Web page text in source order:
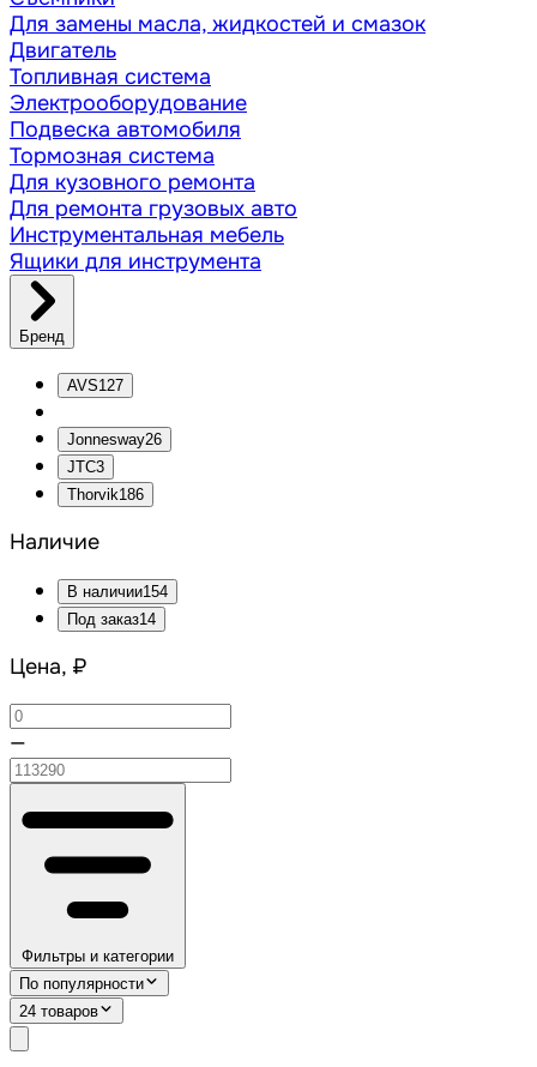
Для замены масла, жидкостей и смазок
Двигатель
Топливная система
Электрооборудование
Подвеска автомобиля
Тормозная система
Для кузовного ремонта
Для ремонта грузовых авто
Инструментальная мебель
Ящики для инструмента
Бренд
AVS127
Jonnesway26
JTC3
Thorvik186
Наличие
В наличии154
Под заказ14
Цена, ₽
—
Фильтры и категории
По популярности
24 товаров